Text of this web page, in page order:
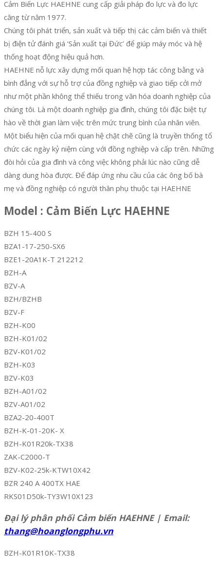
Cảm Biến Lực HAEHNE cung cấp giải pháp đo lực và đo lực
căng từ năm 1977.
Chúng tôi phát triển, sản xuất và tiếp thị các cảm biến và thiết
bị điện tử đánh giá ‘Sản xuất tại Đức’ để giúp máy móc và hệ
thống hoạt động hiệu quả hơn.
HAEHNE nỗ lực xây dựng mối quan hệ hợp tác công bằng và
bình đẳng với sự hỗ trợ của đồng nghiệp và giao tiếp cởi mở
như một phần không thể thiếu trong văn hóa doanh nghiệp của
chúng tôi. Là một doanh nghiệp gia đình, chúng tôi đặc biệt tự
hào về thời gian làm việc trên mức trung bình của nhân viên.
Một biểu hiện của mối quan hệ chặt chẽ cũng là truyền thống tổ
chức các ngày kỷ niệm cùng với đồng nghiệp và cấp trên. Những
đòi hỏi của gia đình và công việc không phải lúc nào cũng dễ
dàng dung hòa được. Để đáp ứng nhu cầu của các ông bố bà
mẹ và đồng nghiệp có người thân phụ thuộc tại HAEHNE
Model : Cảm Biến Lực HAEHNE
BZH 15-400 S
BZA1-17-250-SX6
BZE1-20A1K-T 212212
BZH-A
BZV-A
BZH/BZHB
BZV-F
BZH-K00
BZH-K01/02
BZV-K01/02
BZH-K03
BZV-K03
BZH-A01/02
BZV-A01/02
BZA2-20-400T
BZH-K-01-20K- X
BZH-K01R20k-TX38
ZAK-C2000-T
BZV-K02-25k-KTW10X42
BZR 240 A 400TX HAE
RKS01D50k-TY3W10X123
Đại lý phân phối Cảm biến HAEHNE | Email:
thang@hoanglongphu.vn
BZH-K01R10K-TX38